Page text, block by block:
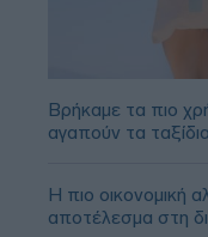
Βρήκαμε τα πιο
αγαπούν τα ταξίδια
Η πιο οικονομική
αποτέλεσμα στη